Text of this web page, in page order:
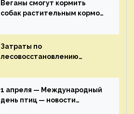
Веганы смогут кормить
собак растительным кормом
здоровье — новости
экологии на ECOportal
Затраты по
лесовосстановлению
строительства — новости
экологии на ECOportal
1 апреля — Международный
день птиц — новости